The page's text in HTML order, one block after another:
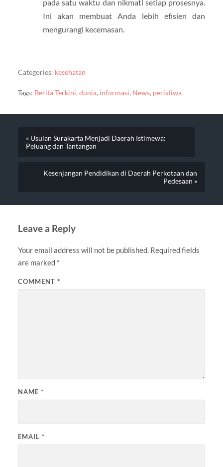
pada satu waktu dan nikmati setiap prosesnya.
Ini akan membuat Anda lebih efisien dan
mengurangi kecemasan.
Categories: kesehatan
Tags: Berita Terkini, dunia, informasi, News, peristiwa
« Usulan Surakarta Menjadi Daerah Istimewa:
Peluang dan Tantangan
Kesenjangan Pendidikan di Daerah Perkotaan dan
Pedesaan »
Leave a Reply
Your email address will not be published. Required fields
are marked *
COMMENT *
NAME *
EMAIL *